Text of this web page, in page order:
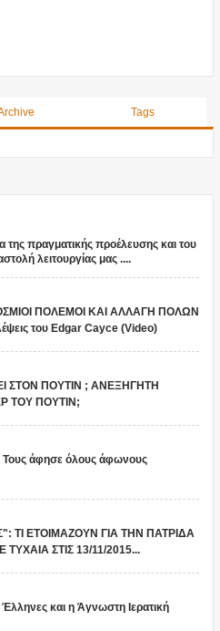
Tags
της πραγματικής προέλευσης και του
λειτουργίας μας ....
ΠΟΛΕΜΟΙ ΚΑΙ ΑΛΛΑΓΗ ΠΟΛΩΝ
του Edgar Cayce (Video)
ΣΤΟΝ ΠΟΥΤΙΝ ; ΑΝΕΞΗΓΗΤΗ
ΤΟΥ ΠΟΥΤΙΝ;
Τους άφησε όλους άφωνους
ΤΙ ΕΤΟΙΜΑΖΟΥΝ ΓΙΑ ΤΗΝ ΠΑΤΡΙΔΑ
ΣΤΙΣ 13/11/2015...
και η Άγνωστη Ιερατική